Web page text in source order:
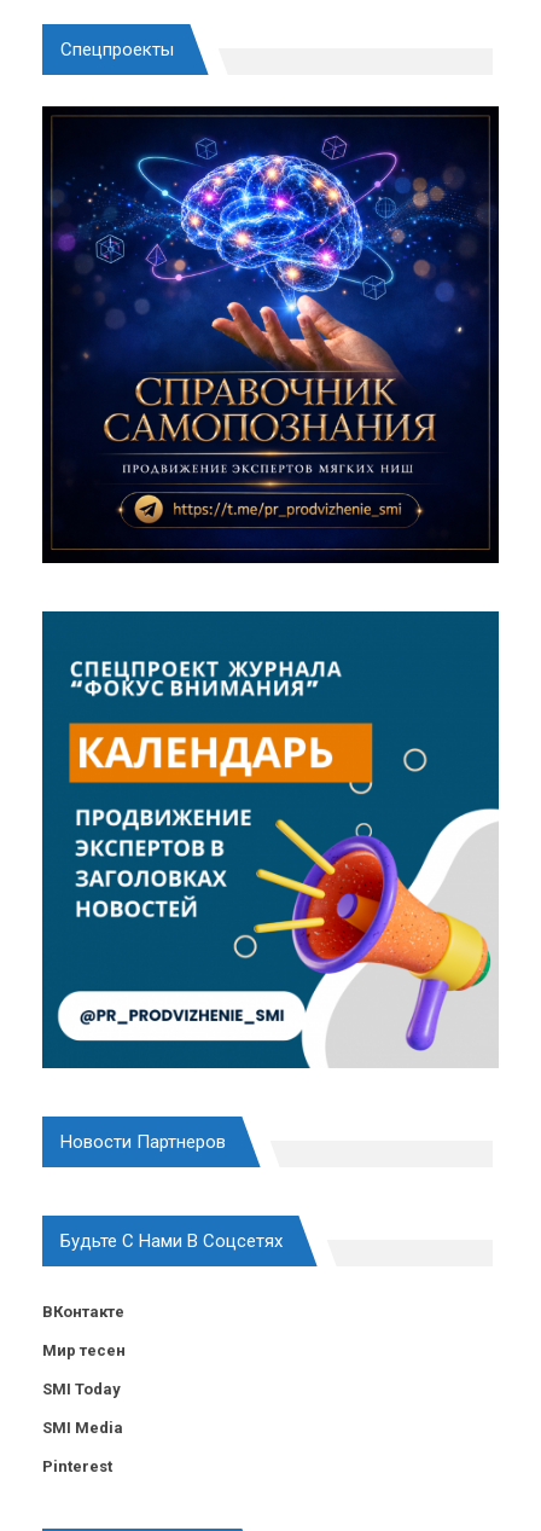
Спецпроекты
Новости Партнеров
Будьте С Нами В Соцсетях
ВКонтакте
Мир тесен
SMI Today
SMI Media
Pinterest